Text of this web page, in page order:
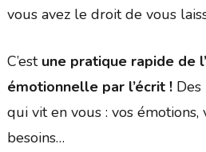
vous avez le droit de vous
C’est une pratique rapide de
émotionnelle par l’écrit !
qui vit en vous : vos émotions,
besoins…